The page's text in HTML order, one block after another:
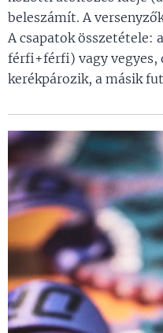
beleszámít. A
A csapatok összetétele:
férfi+férfi) vagy vegyes,
kerékpározik, a másik